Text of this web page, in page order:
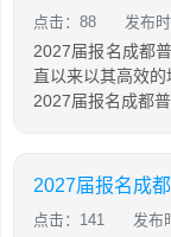
点击：88 发布
2027届报名成都
直以来以其高效的
2027届报名成都普
2027届报名成
点击：141 发布